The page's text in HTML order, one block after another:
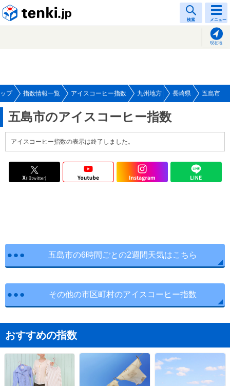
検索 メニュー
現在地
プ 指数情報一覧 アイスコーヒー指数 九州地方 長崎県 五島市
五島市のアイスコーヒー指数
アイスコーヒー指数の表示は終了しました。
五島市の6時間ごとの2週間天気はこちら
その他の市区町村のアイスコーヒー指数
おすすめの指数